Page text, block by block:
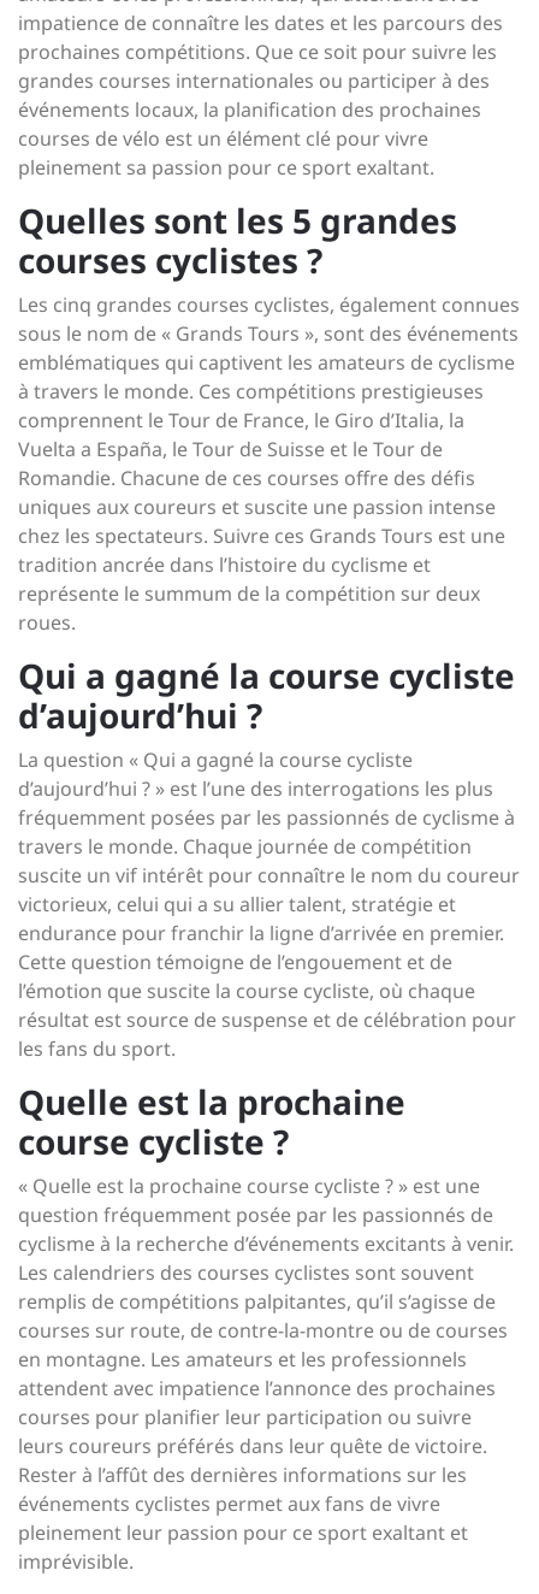
impatience de connaître les dates et les parcours des
prochaines compétitions. Que ce soit pour suivre les
grandes courses internationales ou participer à des
événements locaux, la planification des prochaines
courses de vélo est un élément clé pour vivre
pleinement sa passion pour ce sport exaltant.
Quelles sont les 5 grandes
courses cyclistes ?
Les cinq grandes courses cyclistes, également connues
sous le nom de « Grands Tours », sont des événements
emblématiques qui captivent les amateurs de cyclisme
à travers le monde. Ces compétitions prestigieuses
comprennent le Tour de France, le Giro d’Italia, la
Vuelta a España, le Tour de Suisse et le Tour de
Romandie. Chacune de ces courses offre des défis
uniques aux coureurs et suscite une passion intense
chez les spectateurs. Suivre ces Grands Tours est une
tradition ancrée dans l’histoire du cyclisme et
représente le summum de la compétition sur deux
roues.
Qui a gagné la course cycliste
d’aujourd’hui ?
La question « Qui a gagné la course cycliste
d’aujourd’hui ? » est l’une des interrogations les plus
fréquemment posées par les passionnés de cyclisme à
travers le monde. Chaque journée de compétition
suscite un vif intérêt pour connaître le nom du coureur
victorieux, celui qui a su allier talent, stratégie et
endurance pour franchir la ligne d’arrivée en premier.
Cette question témoigne de l’engouement et de
l’émotion que suscite la course cycliste, où chaque
résultat est source de suspense et de célébration pour
les fans du sport.
Quelle est la prochaine
course cycliste ?
« Quelle est la prochaine course cycliste ? » est une
question fréquemment posée par les passionnés de
cyclisme à la recherche d’événements excitants à venir.
Les calendriers des courses cyclistes sont souvent
remplis de compétitions palpitantes, qu’il s’agisse de
courses sur route, de contre-la-montre ou de courses
en montagne. Les amateurs et les professionnels
attendent avec impatience l’annonce des prochaines
courses pour planifier leur participation ou suivre
leurs coureurs préférés dans leur quête de victoire.
Rester à l’affût des dernières informations sur les
événements cyclistes permet aux fans de vivre
pleinement leur passion pour ce sport exaltant et
imprévisible.